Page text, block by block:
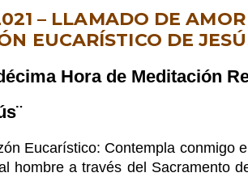
– LLAMADO DE
EUCARÍSTICO DE
Hora de Meditación
Eucarístico: Contempla conmigo
hombre a través del Sacramento